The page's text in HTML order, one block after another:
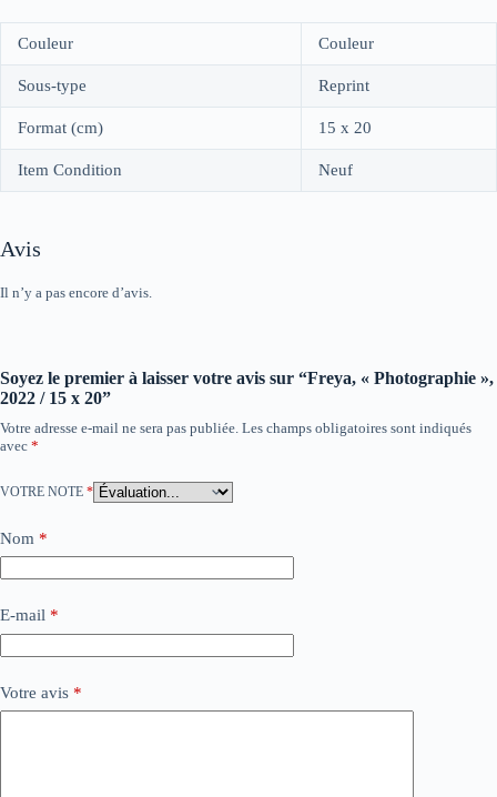
Couleur Couleur
Sous-type Reprint
Format (cm) 15 x 20
Item Condition Neuf
Avis
Il n’y a pas encore d’avis.
Soyez le premier à laisser votre avis sur “Freya, « Photographie »,
2022 / 15 x 20”
Votre adresse e-mail ne sera pas publiée. Les champs obligatoires sont indiqués
avec *
VOTRE NOTE *
Nom *
E-mail *
Votre avis *